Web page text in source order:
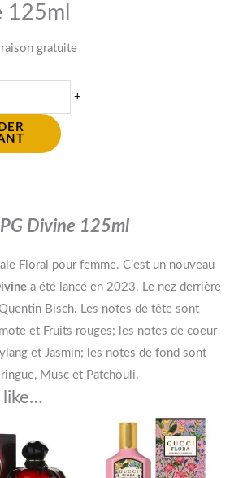
125ml
gratuite
+
Divine 125ml
Floral pour femme. C’est un nouveau
a été lancé en 2023. Le nez derrière
Bisch. Les notes de tête sont
et Fruits rouges; les notes de coeur
et Jasmin; les notes de fond sont
Musc et Patchouli.
like…